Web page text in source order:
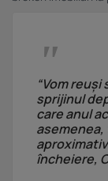
“Vom
sprijinul
care anul
încheiere,